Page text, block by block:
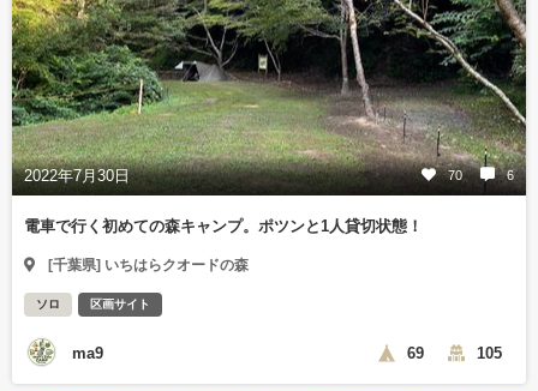
2022年7月30日 70 6
電車で行く初めての森キャンプ。ポツンと1人貸切状態！
[千葉県] いちはらクオードの森
ソロ 区画サイト
ma9 69 105